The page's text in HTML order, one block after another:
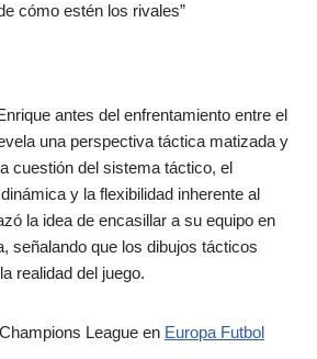
cómo estén los rivales”
antes del enfrentamiento entre el
una perspectiva táctica matizada y
cuestión del sistema táctico, el
y la flexibilidad inherente al
la idea de encasillar a su equipo en
señalando que los dibujos tácticos
realidad del juego.
League en Europa Futbol